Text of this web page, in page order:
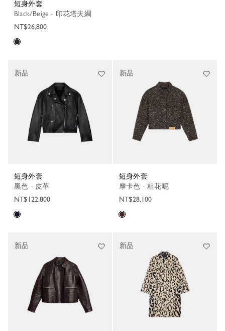
短身外套
Black/Beige - 印花塔夫綢
NT$26,800
短身外套
黑色 - 皮革
NT$122,800
新品
短身外套
摩卡色 - 粗花呢
NT$28,100
新品
新品 新品